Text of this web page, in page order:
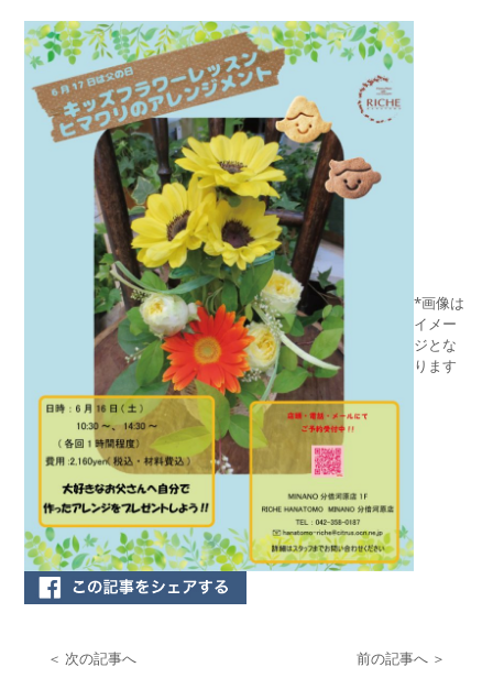
*画像は
イメー
ジとな
ります
＜ 次の記事へ 前の記事へ ＞